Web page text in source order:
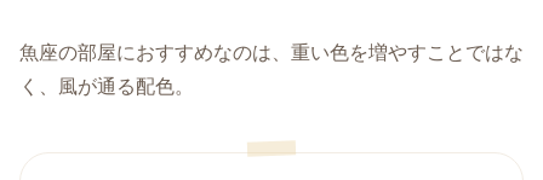
魚座の部屋におすすめなのは、重い色を増やすことではな
く、風が通る配色。